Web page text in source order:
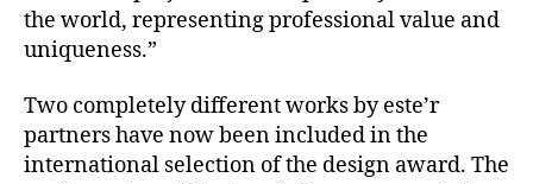
the world, representing professional value and
uniqueness.”
Two completely different works by este’r
partners have now been included in the
international selection of the design award. The